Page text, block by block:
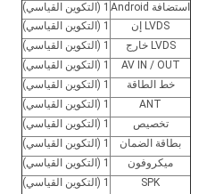
استضافة Android
1 (التكوين القياسي)
LVDS إن
1 (التكوين القياسي)
LVDS خارج
1 (التكوين القياسي)
AV IN / OUT
1 (التكوين القياسي)
خط الطاقة
1 (التكوين القياسي)
ANT
1 (التكوين القياسي)
تخصيص
1 (التكوين القياسي)
بطاقة الضمان
1 (التكوين القياسي)
ميكروفون
1 (التكوين القياسي)
SPK
1 (التكوين القياسي)